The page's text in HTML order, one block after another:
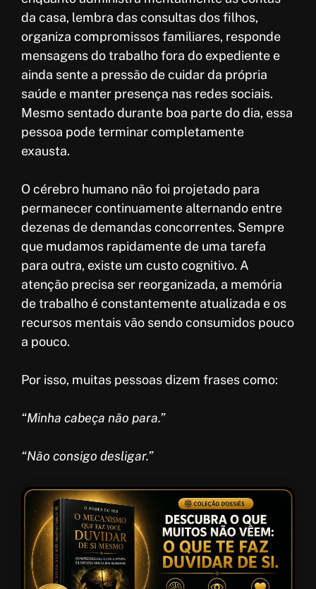
da casa, lembra das consultas dos filhos,
organiza compromissos familiares, responde
mensagens do trabalho fora do expediente e
ainda sente a pressão de cuidar da própria
saúde e manter presença nas redes sociais.
Mesmo sentado durante boa parte do dia, essa
pessoa pode terminar completamente
exausta.
O cérebro humano não foi projetado para
permanecer continuamente alternando entre
dezenas de demandas concorrentes. Sempre
que mudamos rapidamente de uma tarefa
para outra, existe um custo cognitivo. A
atenção precisa ser reorganizada, a memória
de trabalho é constantemente atualizada e os
recursos mentais vão sendo consumidos pouco
a pouco.
Por isso, muitas pessoas dizem frases como:
“Minha cabeça não para.”
“Não consigo desligar.”